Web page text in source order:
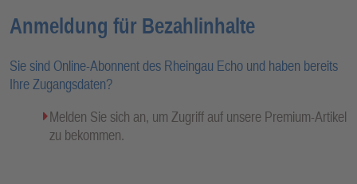
Anmeldung für Bezahlinhalte
Sie sind Online-Abonnent des Rheingau Echo und haben bereits
Ihre Zugangsdaten?
Melden Sie sich an, um Zugriff auf unsere Premium-Artikel
zu bekommen.